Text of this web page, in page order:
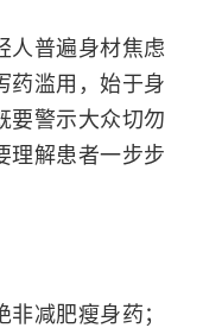
人普遍身材焦虑
药滥用，始于身
要警示大众切勿
理解患者一步步
减肥瘦身药；